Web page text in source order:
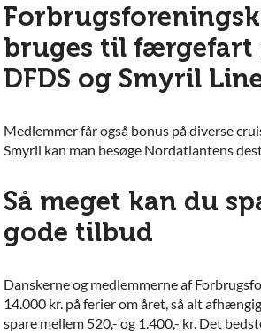
bruges til færgefart
DFDS og Smyril
Medlemmer får også bonus på diverse
Smyril kan man besøge Nordatlantens
Så meget kan du
gode tilbud
Danskerne og medlemmerne af
14.000 kr. på ferier om året, så alt
spare mellem 520,- og 1.400,- kr. Det